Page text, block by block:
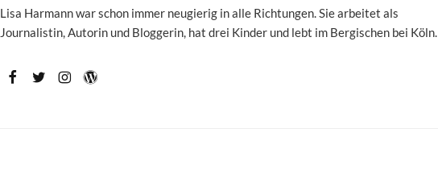
Lisa Harmann war schon immer neugierig in alle Richtungen. Sie arbeitet als
Journalistin, Autorin und Bloggerin, hat drei Kinder und lebt im Bergischen bei Köln.